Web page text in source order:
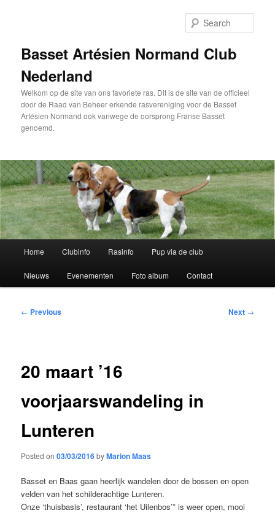
Basset Artésien Normand Club
Nederland
Welkom op de site van ons favoriete ras. Dit is de site van de officieel
door de Raad van Beheer erkende rasvereniging voor de Basset
Artésien Normand ook vanwege de oorsprong Franse Basset
genoemd.
Home Clubinfo Rasinfo Pup via de club
Nieuws Evenementen Foto album Contact
Post
← Previous Next →
20 maart ’16
voorjaarswandeling in
Lunteren
Posted on03/03/2016byMarion Maas
Basset en Baas gaan heerlijk wandelen door de bossen en open
velden van het schilderachtige Lunteren.
Onze ‘thuisbasis’, restaurant ‘het Uilenbos’* is weer open, mooi